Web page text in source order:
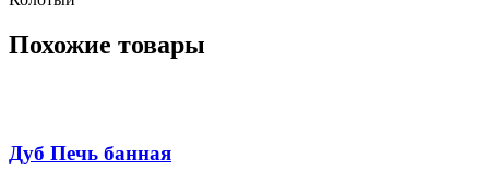
Похожие товары
Дуб Печь банная